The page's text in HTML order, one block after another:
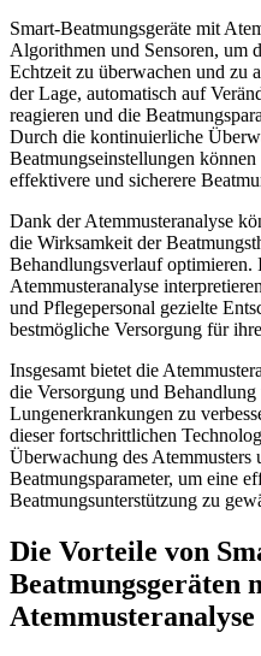
Smart-Beatmungsgeräte mit
Algorithmen und Sensoren, um
Echtzeit zu überwachen und zu
der Lage, automatisch auf
reagieren und die
Durch die kontinuierliche
Beatmungseinstellungen
effektivere und sicherere
Dank der Atemmusteranalyse
die Wirksamkeit der
Behandlungsverlauf optimieren.
Atemmusteranalyse
und Pflegepersonal gezielte
bestmögliche Versorgung für
Insgesamt bietet die
die Versorgung und
Lungenerkrankungen zu
dieser fortschrittlichen
Überwachung des Atemmusters
Beatmungsparameter, um eine
Beatmungsunterstützung zu
Die Vorteile von
Beatmungsgeräten
Atemmusteranalyse